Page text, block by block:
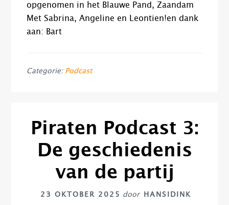
opgenomen in het Blauwe Pand, Zaandam
Met Sabrina, Angeline en Leontien!en dank
aan: Bart
Categorie: Podcast
Piraten Podcast 3:
De geschiedenis
van de partij
23 OKTOBER 2025 door HANSIDINK